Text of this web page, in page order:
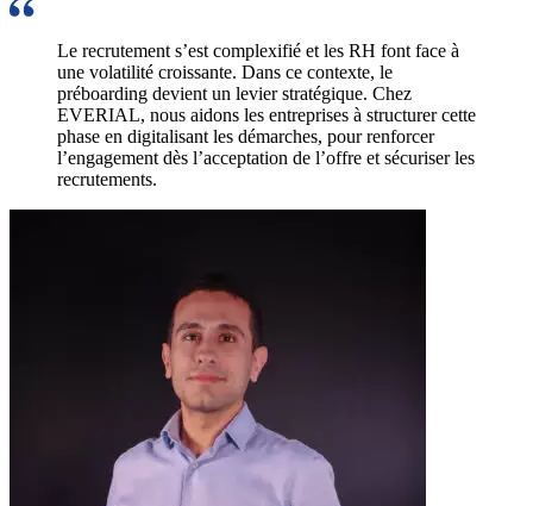
Le recrutement s’est complexifié et les RH font face à
une volatilité croissante. Dans ce contexte, le
préboarding devient un levier stratégique. Chez
EVERIAL, nous aidons les entreprises à structurer cette
phase en digitalisant les démarches, pour renforcer
l’engagement dès l’acceptation de l’offre et sécuriser les
recrutements.